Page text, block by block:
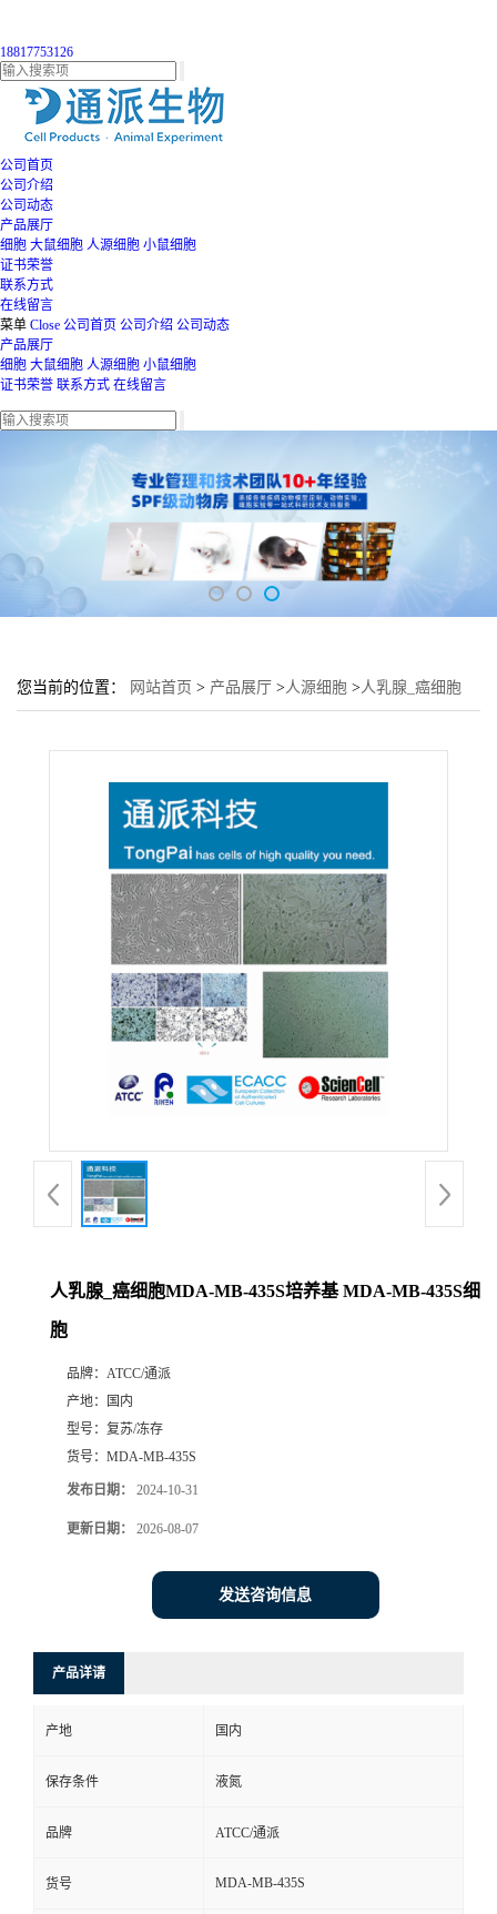
18817753126
公司首页
公司介绍
公司动态
产品展厅
细胞 大鼠细胞 人源细胞 小鼠细胞
证书荣誉
联系方式
在线留言
菜单 Close 公司首页 公司介绍 公司动态
产品展厅
细胞 大鼠细胞 人源细胞 小鼠细胞
证书荣誉 联系方式 在线留言
您当前的位置： 网站首页 > 产品展厅 >人源细胞 >人乳腺_癌细胞
人乳腺_癌细胞MDA-MB-435S培养基 MDA-MB-435S细
胞
品牌： ATCC/通派
产地：
国内
型号： 复苏/冻存
货号： MDA-MB-435S
发布日期： 2024-10-31
更新日期： 2026-08-07
发送咨询信息
产品详请
产地 国内
保存条件 液氮
品牌 ATCC/通派
货号 MDA-MB-435S